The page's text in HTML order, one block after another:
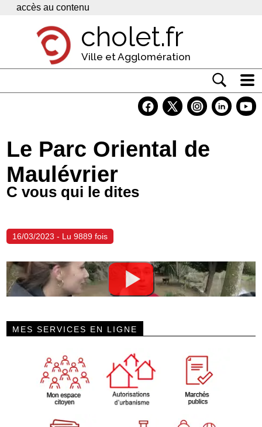
Panneau de gestion des cookies
accès au contenu
cholet.fr
Ville et Agglomération
Economie
Services
Contacts
Le Parc Oriental de
Maulévrier
C vous qui le dites
16/03/2023 - Lu 9889 fois
MES SERVICES EN LIGNE